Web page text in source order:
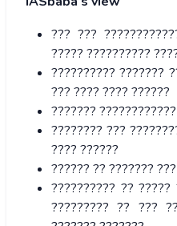
??? ???
????? ??????????
?????????? ???????
??? ???? ???? ??????
???????
???????? ???
???? ??????
?????? ?? ???????
?????????? ??
????????? ?? ???